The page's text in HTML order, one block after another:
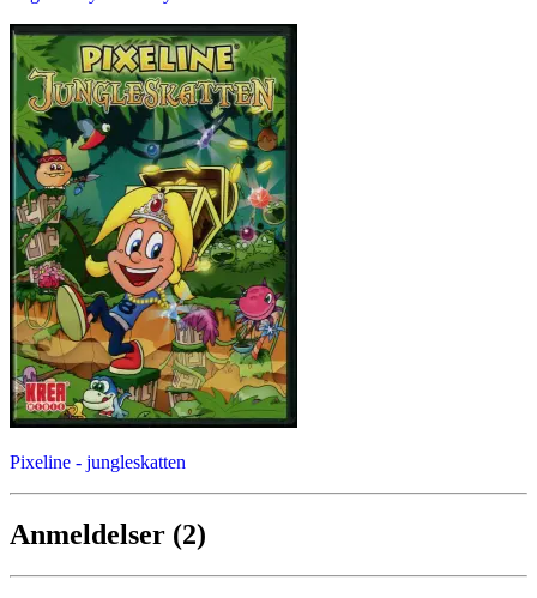
Pixeline - jungleskatten
Anmeldelser (2)